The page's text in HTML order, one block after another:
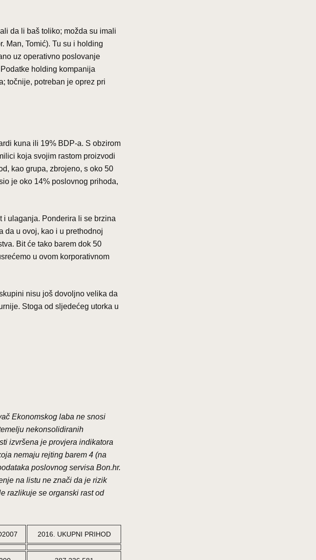
da li baš toliko; možda su imali
Man, Tomić). Tu su i holding
uz operativno poslovanje
holding kompanija
točnije, potreban je oprez pri
kuna ili 19% BDP-a. S obzirom
koja svojim rastom proizvodi
kao grupa, zbrojeno, s oko 50
je oko 14% poslovnog prihoda,
i ulaganja. Ponderira li se brzina
da u ovoj, kao i u prethodnoj
Bit će tako barem dok 50
u ovom korporativnom
nisu još dovoljno velika da
Stoga od sljedećeg utorka u
Ekonomskog laba ne snosi
nekonsolidiranih
izvršena je provjera indikatora
nemaju rejting barem 4 (na
poslovnog servisa Bon.hr.
na listu ne znači da je rizik
razlikuje se organski rast od
2016. UKUPNI PRIHOD